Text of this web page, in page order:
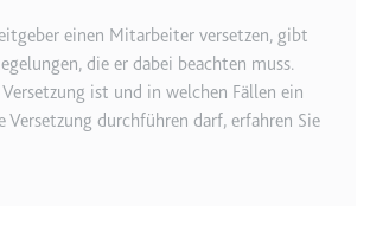
einen Mitarbeiter versetzen, gibt
die er dabei beachten muss.
Versetzung ist und in welchen Fällen ein
Versetzung durchführen darf, erfahren Sie